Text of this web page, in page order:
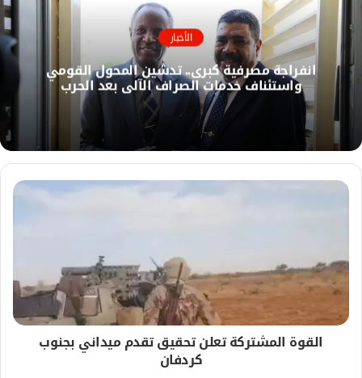
ا
ل
و
ي
و
ك الأخبار
انفراجة مصرفية كبرى.. تدشين المحول القومي
واستئناف خدمات الصراف الآلي بعد الحرب
القوة المشتركة تعلن تحقيق تقدم ميداني بجنوب
كردفان